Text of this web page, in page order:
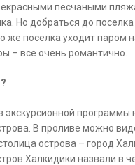
песчаными
Но добраться до
же поселка уходит
– все очень романтично.
программы
В проливе можно
острова – город
Халкидики назвали в